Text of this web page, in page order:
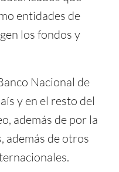
entidades de
los fondos y
Nacional de
y en el resto del
además de por la
además de otros